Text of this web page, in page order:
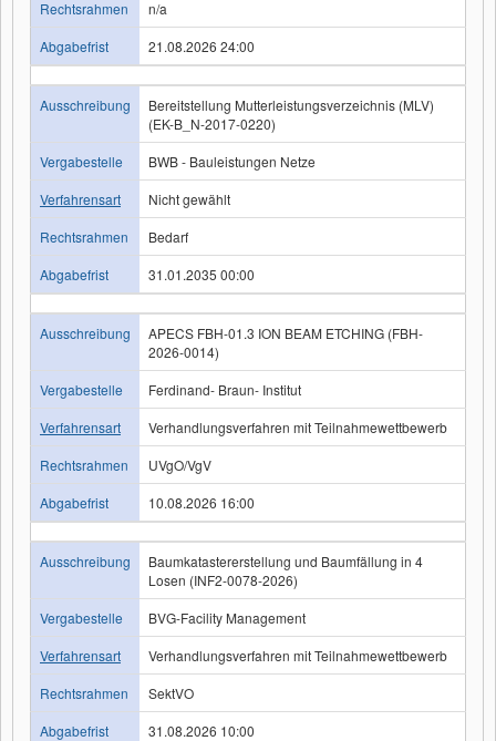
Rechtsrahmen
n/a
Abgabefrist
21.08.2026 24:00
Ausschreibung
Bereitstellung Mutterleistungsverzeichnis (MLV)
(EK-B_N-2017-0220)
Vergabestelle
BWB - Bauleistungen Netze
Verfahrensart
Nicht gewählt
Rechtsrahmen
Bedarf
Abgabefrist
31.01.2035 00:00
Ausschreibung
APECS FBH-01.3 ION BEAM ETCHING (FBH-
2026-0014)
Vergabestelle
Ferdinand- Braun- Institut
Verfahrensart
Verhandlungsverfahren mit Teilnahmewettbewerb
Rechtsrahmen
UVgO/VgV
Abgabefrist
10.08.2026 16:00
Ausschreibung
Baumkatastererstellung und Baumfällung in 4
Losen (INF2-0078-2026)
Vergabestelle
BVG-Facility Management
Verfahrensart
Verhandlungsverfahren mit Teilnahmewettbewerb
Rechtsrahmen
SektVO
Abgabefrist
31.08.2026 10:00